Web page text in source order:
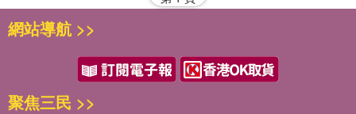
網站導航 >>
聚焦三民 >>